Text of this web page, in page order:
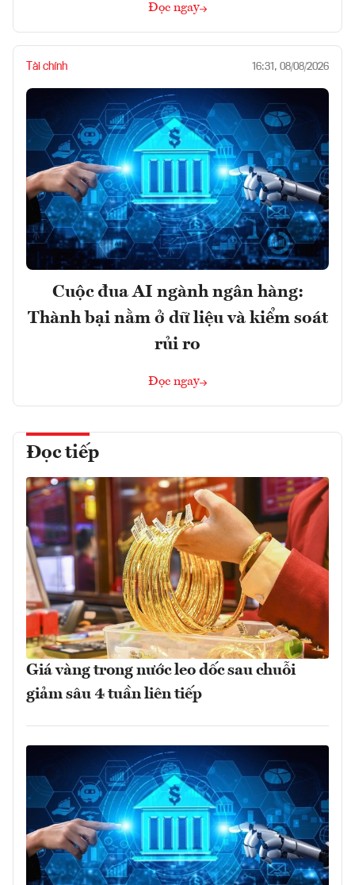
Đọc ngay
Tài chính 16:31, 08/08/2026
Cuộc đua AI ngành ngân hàng:
Thành bại nằm ở dữ liệu và kiểm soát
rủi ro
Đọc ngay
Đọc tiếp
Giá vàng trong nước leo dốc sau chuỗi
giảm sâu 4 tuần liên tiếp